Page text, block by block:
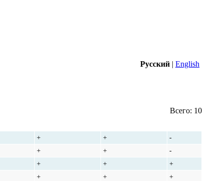
Русский | English
Всего: 10
+ +
-
+ +
-
+ +
+
+ +
+